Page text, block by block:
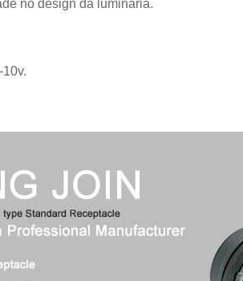
no design da luminária.